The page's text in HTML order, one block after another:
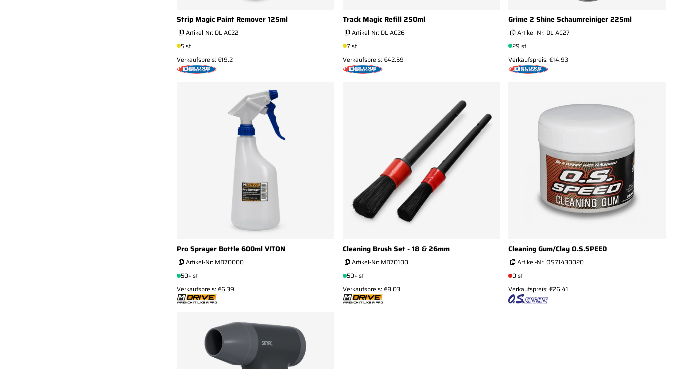
Strip Magic Paint Remover 125ml
Artikel-Nr: DL-AC22
5 st
Verkaufspreis: €19.2
Track Magic Refill 250ml
Artikel-Nr: DL-AC26
7 st
Verkaufspreis: €42.59
Grime 2 Shine Schaumreiniger 225ml
Artikel-Nr: DL-AC27
29 st
Verkaufspreis: €14.93
Pro Sprayer Bottle 600ml VITON
Artikel-Nr: MD70000
50+ st
Verkaufspreis: €6.39
Cleaning Brush Set - 18 & 26mm
Artikel-Nr: MD70100
50+ st
Verkaufspreis: €8.03
Cleaning Gum/Clay O.S.SPEED
Artikel-Nr: OS71430020
0 st
Verkaufspreis: €26.41